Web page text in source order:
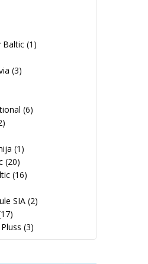
Baltic (1)
(3)
(6)
(1)
(20)
(16)
SIA (2)
(3)